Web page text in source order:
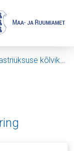
kõlvikute päring